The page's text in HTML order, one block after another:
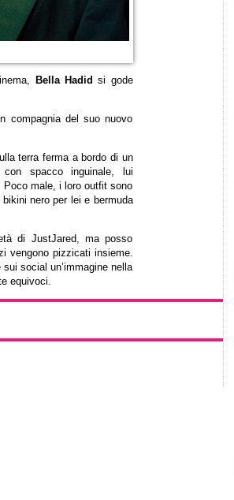
Bella Hadid si gode
compagnia del suo nuovo
terra ferma a bordo di un
spacco inguinale, lui
male, i loro outfit sono
nero per lei e bermuda
di JustJared, ma posso
vengono pizzicati insieme.
social un’immagine nella
equivoci.